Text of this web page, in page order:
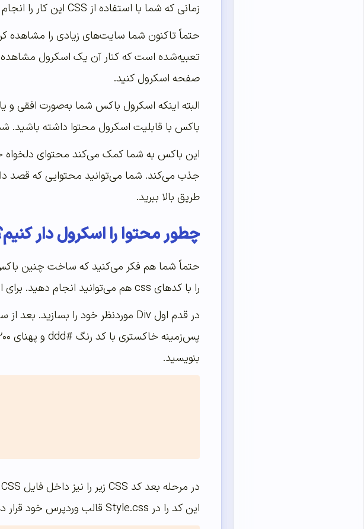
زمانی که شما با استفاده از CSS این کار را انجام دهید، دیگر نیاز نیست که از هیچ‌گونه افزونه‌ای استفاده کنید.
حتماً تاکنون شما سایت‌های زیادی را مشاهده
تعبیه‌شده است که کنار آن یک اسکرول مشاهده
صفحه اسکرول کنید.
البته اینکه اسکرول باکس شما به‌صورت افقی
باکس با قابلیت اسکرول محتوا داشته باشید.
این باکس به شما کمک می‌کند محتوای دلخواه
جذب می‌کند. شما می‌توانید محتوایی که قصد
طریق بالا ببرید.
چطور محتوا را اسکرول دار
را با کدهای css هم می‌توانید انجام دهید. برای انجام این کار تنها کافی است مطابق با این آموزش عمل کنید.
پس‌زمینه خاکستری با کد رنگ #ddd و پهنای ۲۰۰ پیکسل و ارتفاع ۲۰۰ پیکسل بسازید. برای انجام این کار کد زیر را در
بنویسید.
این کد را در Style.css قالب وردپرس خود قرار دهید.